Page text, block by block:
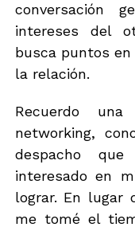
conversación
intereses del
busca puntos
la relación.
Recuerdo
networking,
despacho
interesado en
lograr. En lugar
me tomé el